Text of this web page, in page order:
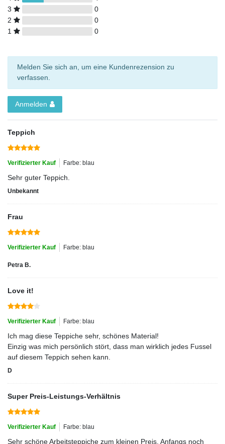
3
0
2
0
1
0
Melden Sie sich an, um eine Kundenrezension zu
verfassen.
Anmelden
Teppich
Verifizierter Kauf Farbe: blau
Sehr guter Teppich.
Unbekannt
Frau
Verifizierter Kauf Farbe: blau
Petra B.
Love it!
Verifizierter Kauf Farbe: blau
Ich mag diese Teppiche sehr, schönes Material!
Einzig was mich persönlich stört, dass man wirklich jedes Fussel
auf diesem Teppich sehen kann.
D
Super Preis-Leistungs-Verhältnis
Verifizierter Kauf Farbe: blau
Sehr schöne Arbeitsteppiche zum kleinen Preis. Anfangs noch